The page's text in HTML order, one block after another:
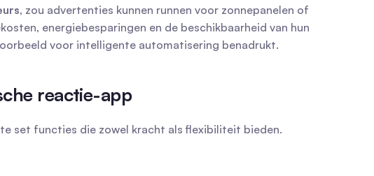
, zou advertenties kunnen runnen voor zonnepanelen of
energiebesparingen en de beschikbaarheid van hun
voor intelligente automatisering benadrukt.
reactie-app
set functies die zowel kracht als flexibiliteit bieden.